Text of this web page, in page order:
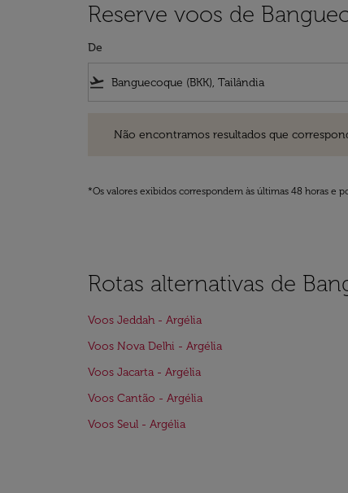
Reserve voos de
De
flight_takeoff
Não encontramos resultados que
*Os valores exibidos correspondem às últimas 48 horas e
Rotas alternativas de
Voos Jeddah - Argélia
Voos Nova Delhi - Argélia
Voos Jacarta - Argélia
Voos Cantão - Argélia
Voos Seul - Argélia